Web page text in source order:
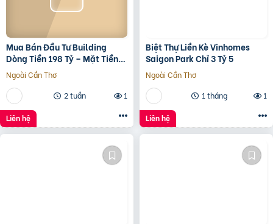
Mua Bán Đầu Tư Building
Dòng Tiền 198 Tỷ – Mặt Tiền
Đường 3/2, Trung Tâm Quận
10
Ngoài Cần Thơ
2 tuần
1
Liên hệ
Biệt Thự Liền Kè Vinhomes
Saigon Park Chỉ 3 Tỷ 5
Ngoài Cần Thơ
1 tháng
1
Liên hệ